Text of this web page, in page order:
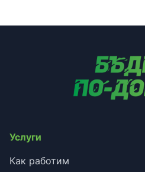
Услуги
Как работим